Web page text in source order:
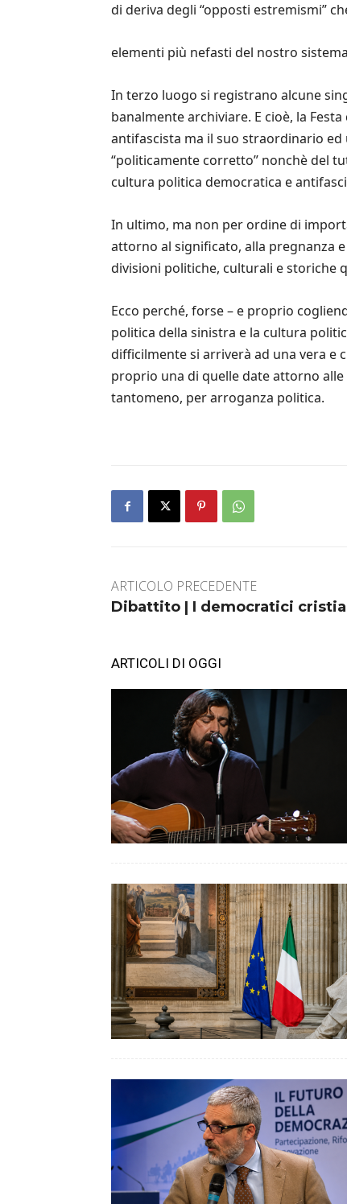
di deriva degli “opposti estremismi”
elementi più nefasti del nostro
In terzo luogo si registrano alcune
banalmente archiviare. E cioè, la
antifascista ma il suo straordinario
“politicamente corretto” nonchè del
cultura politica democratica e
In ultimo, ma non per ordine di
attorno al significato, alla pregnanza
divisioni politiche, culturali e storiche
Ecco perché, forse – e proprio
politica della sinistra e la cultura
difficilmente si arriverà ad una vera e
proprio una di quelle date attorno
tantomeno, per arroganza politica.
ARTICOLO PRECEDENTE
Dibattito | I democratici
ARTICOLI DI OGGI